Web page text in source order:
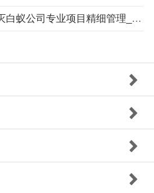
陆丰市白蚁防治_陆丰灭白蚁公司专业项目精细管理_陆丰市卫城白蚁防治有限公司